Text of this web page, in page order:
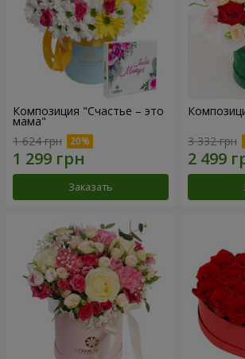
Композиция "Счастье – это
мама"
1 624 грн
Заказать
3 332 грн